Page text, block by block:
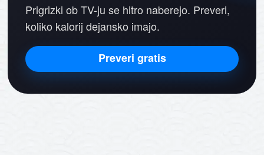
Prigrizki ob TV-ju se hitro naberejo. Preveri,
koliko kalorij dejansko imajo.
Preveri gratis